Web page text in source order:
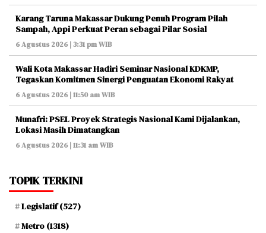
Karang Taruna Makassar Dukung Penuh Program Pilah
Sampah, Appi Perkuat Peran sebagai Pilar Sosial
6 Agustus 2026 | 3:31 pm WIB
Wali Kota Makassar Hadiri Seminar Nasional KDKMP,
Tegaskan Komitmen Sinergi Penguatan Ekonomi Rakyat
6 Agustus 2026 | 11:50 am WIB
Munafri: PSEL Proyek Strategis Nasional Kami Dijalankan,
Lokasi Masih Dimatangkan
6 Agustus 2026 | 11:31 am WIB
TOPIK TERKINI
Legislatif(527)
Metro (1318)